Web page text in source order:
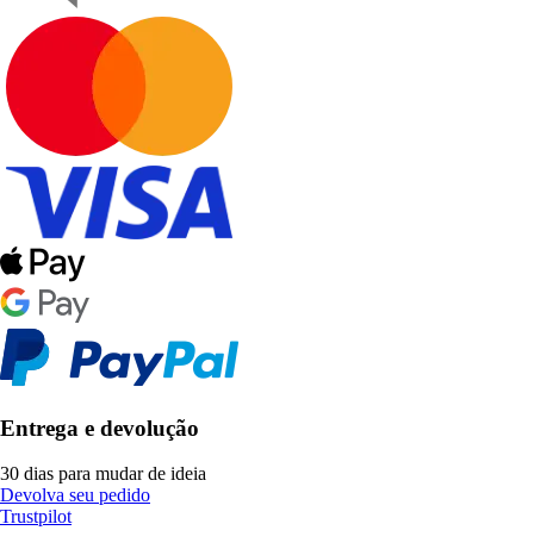
Entrega e devolução
30 dias para mudar de ideia
Devolva seu pedido
Trustpilot